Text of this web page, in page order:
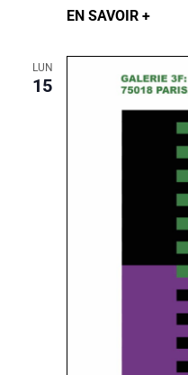
EN SAVOIR +
LUN
15